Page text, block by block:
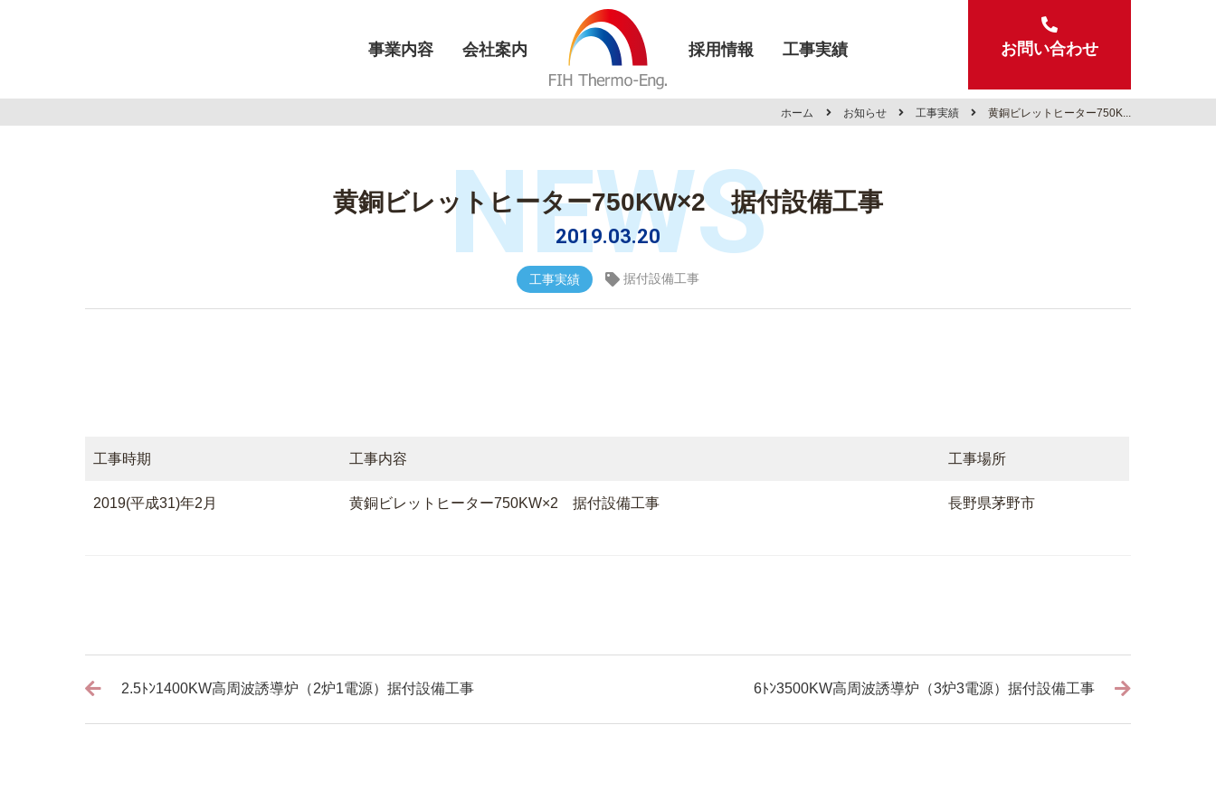
事業内容 会社案内 採用情報 工事実績 お問い合わせ
ホーム お知らせ 工事実績 黄銅ビレットヒーター750K...
NEWS
黄銅ビレットヒーター750KW×2 据付設備工事
2019.03.20
工事実績 据付設備工事
工事時期 工事内容 工事場所
2019(平成31)年2月 黄銅ビレットヒーター750KW×2 据付設備工事 長野県茅野市
2.5ﾄﾝ1400KW高周波誘導炉（2炉1電源）据付設備工事 6ﾄﾝ3500KW高周波誘導炉（3炉3電源）据付設備工事